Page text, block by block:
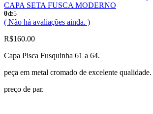
CAPA SETA FUSCA MODERNO
0de 5
( Não há avaliações ainda. )
R$160.00
Capa Pisca Fusquinha 61 a 64.
peça em metal cromado de excelente qualidade.
preço de par.